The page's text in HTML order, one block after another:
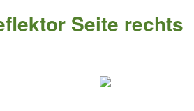
Seite rechts